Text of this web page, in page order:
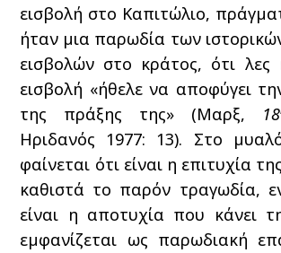
εισβολή στο Καπιτώλιο,
ήταν μια παρωδία των
εισβολών στο κράτος, ότι λες
εισβολή «ήθελε να αποφύγει
της πράξης της» (Μαρξ, 18
Ηριδανός 1977: 13). Στο
φαίνεται ότι είναι η επιτυχία
καθιστά το παρόν τραγωδία,
είναι η αποτυχία που κάνει
εμφανίζεται ως παρωδιακή